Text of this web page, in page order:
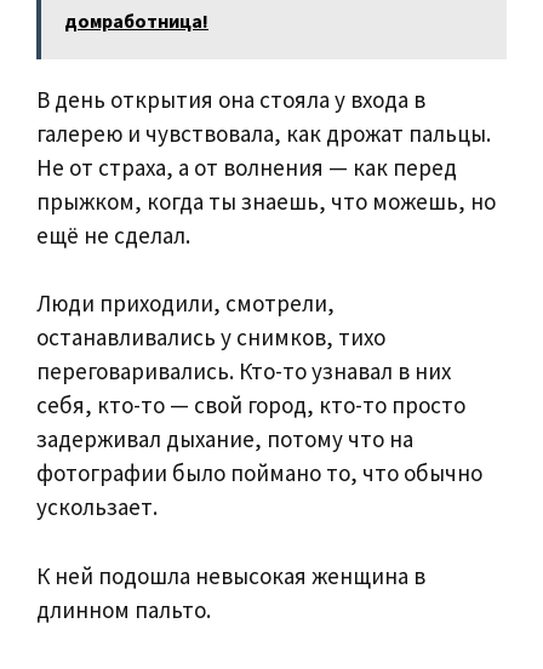
домработница!
В день открытия она стояла у входа в
галерею и чувствовала, как дрожат пальцы.
Не от страха, а от волнения — как перед
прыжком, когда ты знаешь, что можешь, но
ещё не сделал.
Люди приходили, смотрели,
останавливались у снимков, тихо
переговаривались. Кто-то узнавал в них
себя, кто-то — свой город, кто-то просто
задерживал дыхание, потому что на
фотографии было поймано то, что обычно
ускользает.
К ней подошла невысокая женщина в
длинном пальто.